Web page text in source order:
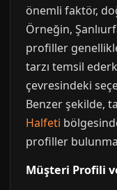
önemli faktör,
Örneğin,
profiller
tarzı temsil
çevresindeki
Benzer şekilde,
Halfeti
profiller
Müşteri Profili